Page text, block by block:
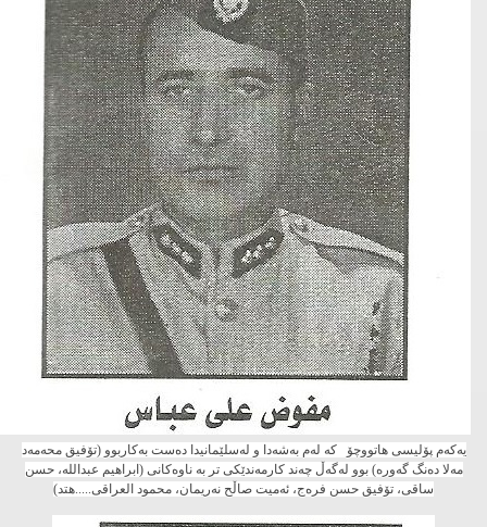
یه‌كه‌م پۆلیسی هاتووچۆ كه‌ له‌م به‌شه‌دا و له‌سلێمانیدا ده‌ست به‌كاربوو (تۆفیق محه‌مه‌د
مه‌لا ده‌نگ گه‌وره‌) بوو له‌گه‌ڵ چه‌ند كارمه‌ندێكی تر به‌ ناوه‌كانی (ابراهیم عبدالله، حسن
ساقی، تۆفیق حسن فره‌ج، ئه‌میت صاڵح نه‌ریمان، محمود العراقی.....هتد)